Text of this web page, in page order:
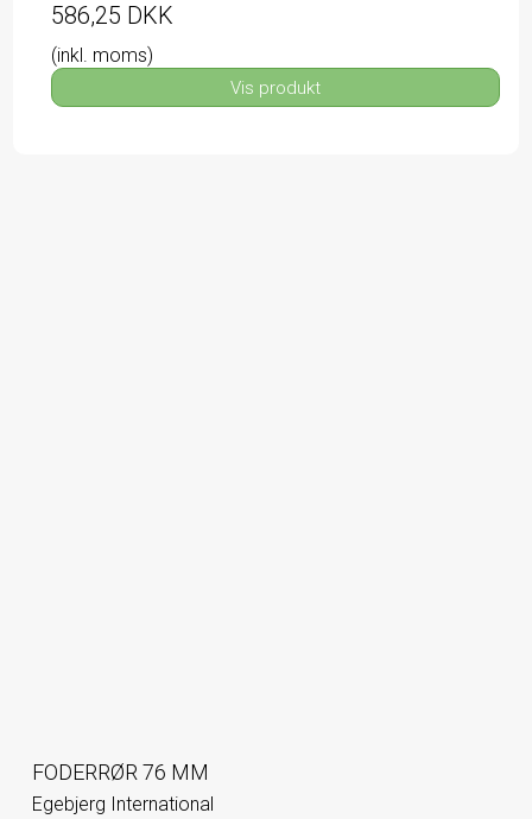
586,25 DKK
(inkl. moms)
Vis produkt
FODERRØR 76 MM
Egebjerg International